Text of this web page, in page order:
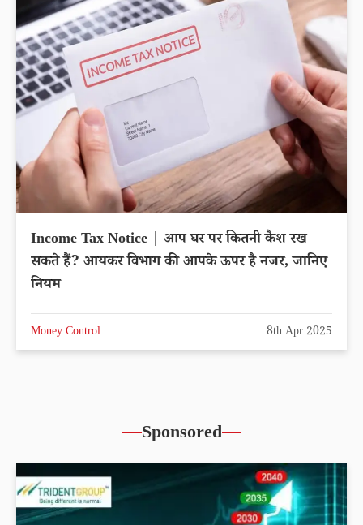
Income Tax Notice | आप घर पर कितनी कैश रख
सकते हैं? आयकर विभाग की आपके ऊपर है नजर, जानिए
नियम
Money Control 8th Apr 2025
Sponsored